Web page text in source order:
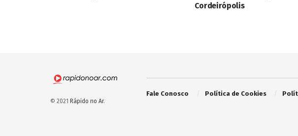
Cordeirópolis
© 2021 Rápido no Ar.
Fale Conosco Política de Cookies